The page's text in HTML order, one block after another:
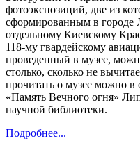
фотоэкспозиций, две из
сформированным в городе
отдельному Киевскому
118-му гвардейскому
проведенный в музее,
столько, сколько не
прочитать о музее можно в
«Память Вечного огня»
научной библиотеки.
Подробнее...